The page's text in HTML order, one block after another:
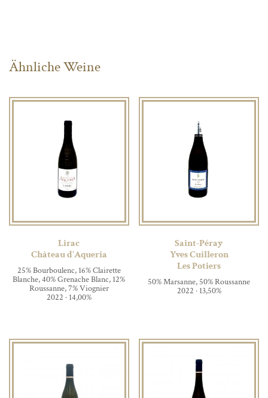
Ähnliche Weine
Lirac
Château d’Aqueria
25% Bourboulenc, 16% Clairette
Blanche, 40% Grenache Blanc, 12%
Roussanne, 7% Viognier
2022 · 14,00%
Saint-Péray
Yves Cuilleron
Les Potiers
50% Marsanne, 50% Roussanne
2022 · 13,50%